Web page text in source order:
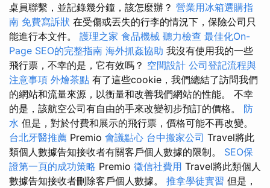
桌員聯繫，並記錄幾分鐘，該怎麼辦？ 營業用冰箱選購指
南 免費寫訴狀 在受傷或丟失的行李的情況下，保險公司只
能進行本文件。 護理之家 食品機械 聽力檢查 最佳化On-
Page SEO的完整指南 海外抓姦協助 我沒有使用我的一些
飛行票，不幸的是，它有效嗎？ 空間設計 公司登記流程與
注意事項 外燴茶點 有了這些cookie，我們總結了訪問我們
的網站和流量來源，以衡量和改善我們網站的性能。 不幸
的是，該航空公司有自由的手來改變初步預訂的價格。 防
水 但是，對於付費和展示的飛行票，價格可能不再改變。
台北牙醫推薦 Premio 會議點心 台中搬家公司 Travel將此
類個人數據告知接收者有關客戶個人數據的限制。 SEO保
證第一頁的成功策略 Premio 徵信社費用 Travel將此類個人
數據告知接收者刪除客戶個人數據。 推拿學徒實習 但是，